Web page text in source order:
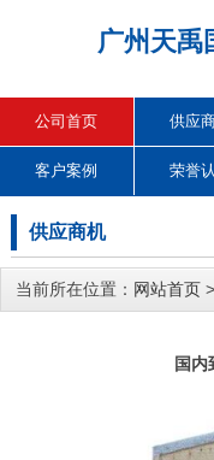
广州天禹
公司首页 供应
客户案例 荣誉
供应商机
当前所在位置： 网站首页 >
国内